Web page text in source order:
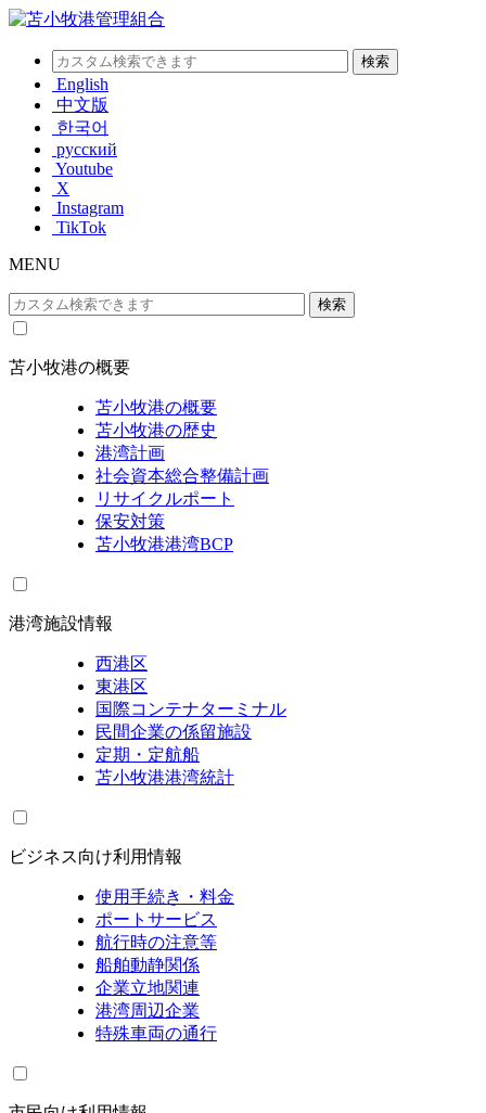
English
中文版
한국어
русский
Youtube
X
Instagram
TikTok
MENU
苫小牧港の概要
苫小牧港の概要
苫小牧港の歴史
港湾計画
社会資本総合整備計画
リサイクルポート
保安対策
苫小牧港港湾BCP
港湾施設情報
西港区
東港区
国際コンテナターミナル
民間企業の係留施設
定期・定航船
苫小牧港港湾統計
ビジネス向け利用情報
使用手続き・料金
ポートサービス
航行時の注意等
船舶動静関係
企業立地関連
港湾周辺企業
特殊車両の通行